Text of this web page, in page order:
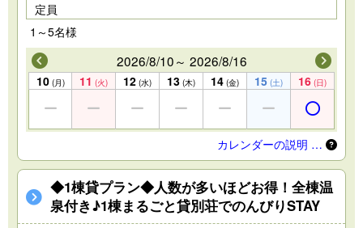
定員
1～5名様
2026/8/10～ 2026/8/16
10 (月) 11 (火) 12 (水) 13 (木) 14 (金) 15 (土) 16 (日)
カレンダーの説明 …
◆1棟貸プラン◆人数が多いほどお得！全棟温
泉付き♪1棟まるごと貸別荘でのんびりSTAY